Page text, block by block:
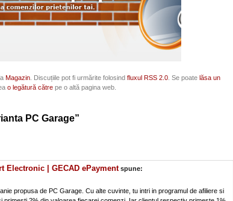
Magazin . Discuțiile pot fi urmărite folosind fluxul RSS 2.0 . Se poate lăsa un
o legătură către pe o altă pagina web.
PC Garage”
Electronic | GECAD ePayment spune:
propusa de PC Garage. Cu alte cuvinte, tu intri in programul de afiliere si